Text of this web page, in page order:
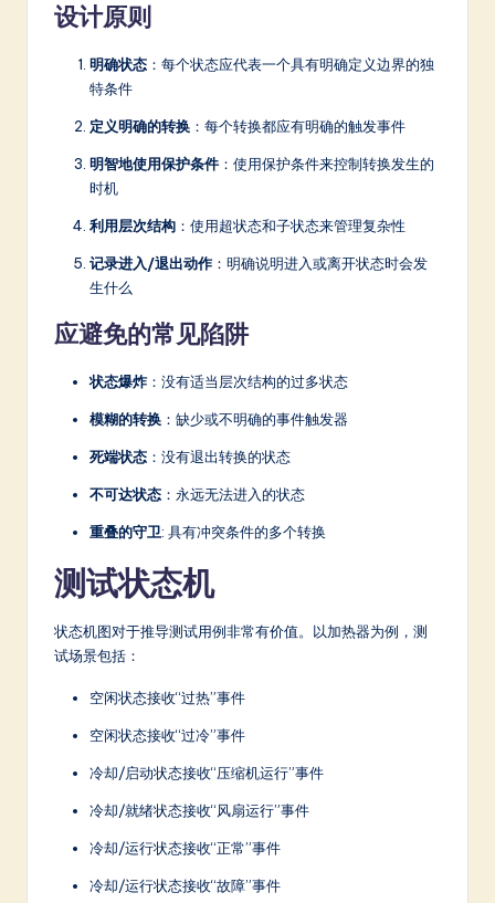
设计原则
明确状态 ：每个状态应代表一个具有明确定义边界的独
特条件
定义明确的转换 ：每个转换都应有明确的触发事件
明智地使用保护条件 ：使用保护条件来控制转换发生的
时机
利用层次结构 ：使用超状态和子状态来管理复杂性
记录进入/退出动作 ：明确说明进入或离开状态时会发
生什么
应避免的常见陷阱
状态爆炸：没有适当层次结构的过多状态
模糊的转换 ：缺少或不明确的事件触发器
死端状态 ：没有退出转换的状态
不可达状态 ：永远无法进入的状态
重叠的守卫: 具有冲突条件的多个转换
测试状态机
状态机图对于推导测试用例非常有价值。以加热器为例，测
试场景包括：
空闲状态接收“过热”事件
空闲状态接收“过冷”事件
冷却/启动状态接收“压缩机运行”事件
冷却/就绪状态接收“风扇运行”事件
冷却/运行状态接收“正常”事件
冷却/运行状态接收“故障”事件